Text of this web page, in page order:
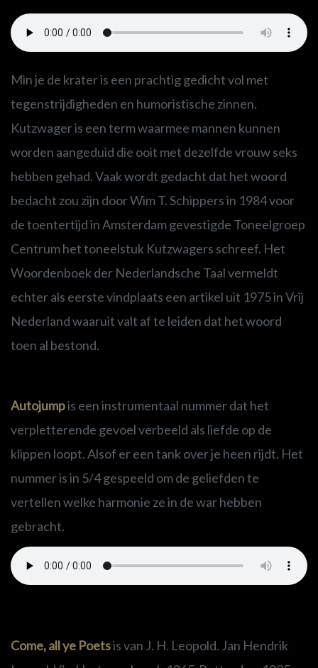
Min je de krater is een prachtig gedicht vol met
tegenstrijdigheden en humoristische zinnen.
Kutzwager is een term waarmee mannen kunnen
worden aangeduid die ooit met dezelfde vrouw seks
hebben gehad. Vaak wordt gedacht dat het woord
bedacht zou zijn door Wim T. Schippers in 1984 voor
de toentertijd in Amsterdam gevestigde Toneelgroep
Centrum het toneelstuk Kutzwagers schreef. Het
Woordenboek der Nederlandsche Taal vermeldt
echter als eerste vindplaats een artikel uit 1975 in Vrij
Nederland waaruit valt af te leiden dat het woord
toen al bestond.
Autojumpis een instrumentaal nummer dat het
verpletterende gevoel verbeeld als liefde op de
klippen loopt. Alsof er een tank over je heen rijdt. Het
nummer is in 5/4 gespeeld om de geliefden te
vertellen welke harmonie ze in de war hebben
gebracht.
Come, all ye Poetsis van J. H. Leopold. Jan Hendrik